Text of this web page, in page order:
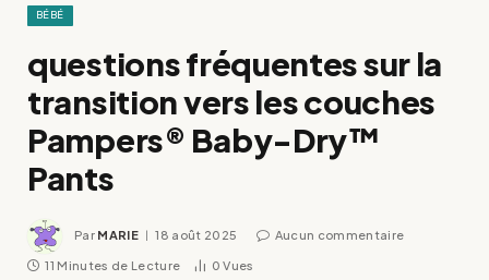
BÉBÉ
questions fréquentes sur la
transition vers les couches
Pampers® Baby-Dry™
Pants
Par MARIE 18 août 2025 Aucun commentaire
11 Minutes de Lecture 0Vues